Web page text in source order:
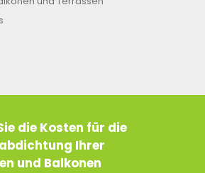
die Kosten für die
Ihrer
und Balkonen